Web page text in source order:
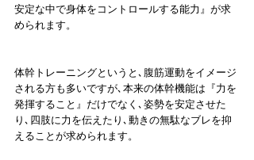
安定な中で身体をコントロールする能力』が求
められます。
体幹トレーニングというと､腹筋運動をイメージ
される方も多いですが､本来の体幹機能は『力を
発揮すること』だけでなく､姿勢を安定させた
り､四肢に力を伝えたり､動きの無駄なブレを抑
えることが求められます。